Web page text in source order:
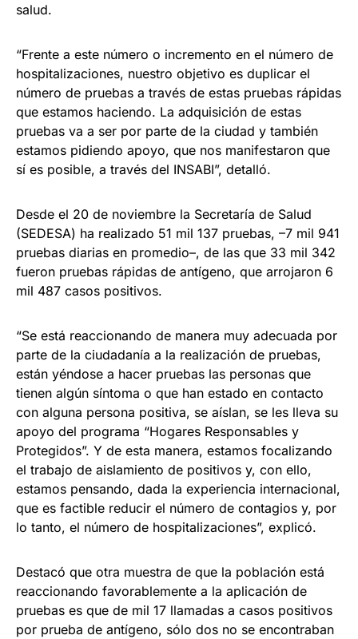
salud.
“Frente a este número o incremento en el número de
hospitalizaciones, nuestro objetivo es duplicar el
número de pruebas a través de estas pruebas rápidas
que estamos haciendo. La adquisición de estas
pruebas va a ser por parte de la ciudad y también
estamos pidiendo apoyo, que nos manifestaron que
sí es posible, a través del INSABI”, detalló.
Desde el 20 de noviembre la Secretaría de Salud
(SEDESA) ha realizado 51 mil 137 pruebas, –7 mil 941
pruebas diarias en promedio–, de las que 33 mil 342
fueron pruebas rápidas de antígeno, que arrojaron 6
mil 487 casos positivos.
“Se está reaccionando de manera muy adecuada por
parte de la ciudadanía a la realización de pruebas,
están yéndose a hacer pruebas las personas que
tienen algún síntoma o que han estado en contacto
con alguna persona positiva, se aíslan, se les lleva su
apoyo del programa “Hogares Responsables y
Protegidos”. Y de esta manera, estamos focalizando
el trabajo de aislamiento de positivos y, con ello,
estamos pensando, dada la experiencia internacional,
que es factible reducir el número de contagios y, por
lo tanto, el número de hospitalizaciones”, explicó.
Destacó que otra muestra de que la población está
reaccionando favorablemente a la aplicación de
pruebas es que de mil 17 llamadas a casos positivos
por prueba de antígeno, sólo dos no se encontraban